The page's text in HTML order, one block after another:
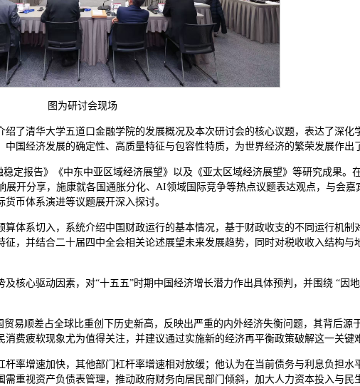
图为研讨会现场
了清华大学五道口金融学院的发展概况及本次研讨会的核心议题，表达了深化
国经济发展的确定性、高质量特征与包容性特质，为世界经济的繁荣发展作出
定报告》《中东中亚区域经济展望》以及《亚太区域经济展望》等研究成果。
开分享，施康就各国通胀分化、AI领域国际竞争等热点议题表达观点，与会嘉
币体系演进等议题展开深入探讨。
体系切入，系统介绍中国财政运行的基本情况，基于财政收支的不同运行机制
，并结合二十届四中全会相关论述展望未来发展趋势，同时对税收收入结构与
核心驱动因素，对“十五五”时期中国经济增长潜力作出具体预判，并围绕 “因
易顺差占全球比重创下历史新高，反映出严重的内外经济失衡问题，其背后源
费疲软现象尤为值得关注，并建议通过实施新的经济再平衡政策破解这一关键
率增速加快，其他部门杠杆率增速相对放缓；他认为在当前债务与利息负担水
重视资产负债表管理，推动政府财务向居民部门倾斜，加大人力资本投入与民